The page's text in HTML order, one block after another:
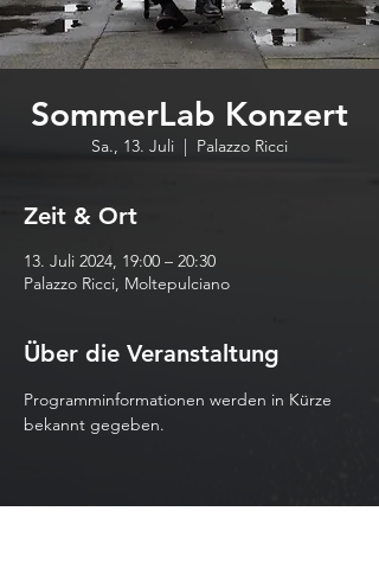
SommerLab Konzert
Sa., 13. Juli
  |
Palazzo Ricci
Zeit & Ort
13. Juli 2024, 19:00 – 20:30
Palazzo Ricci, Moltepulciano
Über die Veranstaltung
Programminformationen werden in Kürze
bekannt gegeben.